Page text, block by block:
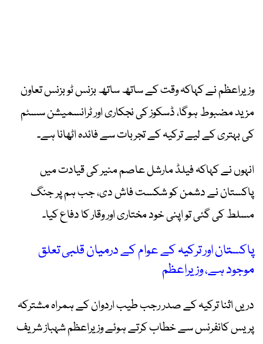
وزیراعظم نے کہاکہ وقت کے ساتھ ساتھ بزنس ٹو بزنس تعاون
مزید مضبوط ہوگا، ڈسکوز کی نجکاری اور ٹرانسمیشن سسٹم
کی بہتری کے لیے ترکیہ کے تجربات سے فائدہ اٹھانا ہے۔
انہوں نے کہاکہ فیلڈ مارشل عاصم منیر کی قیادت میں
پاکستان نے دشمن کو شکست فاش دی، جب ہم پر جنگ
مسلط کی گئی تو اپنی خود مختاری اور وقار کا دفاع کیا۔
پاکستان اور ترکیہ کے عوام کے درمیان قلبی تعلق
موجود ہے، وزیراعظم
دریں اثنا ترکیہ کے صدر رجب طیب اردوان کے ہمراہ مشترکہ
پریس کانفرنس سے خطاب کرتے ہوئے وزیراعظم شہباز شریف